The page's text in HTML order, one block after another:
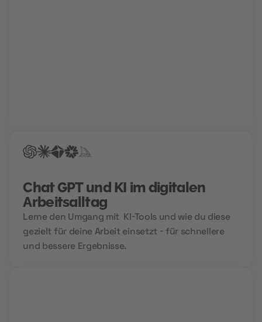
Chat GPT und KI im digitalen
Arbeitsalltag
Lerne den Umgang mit KI-Tools und wie du diese
gezielt für deine Arbeit einsetzt - für schnellere
und bessere Ergebnisse.